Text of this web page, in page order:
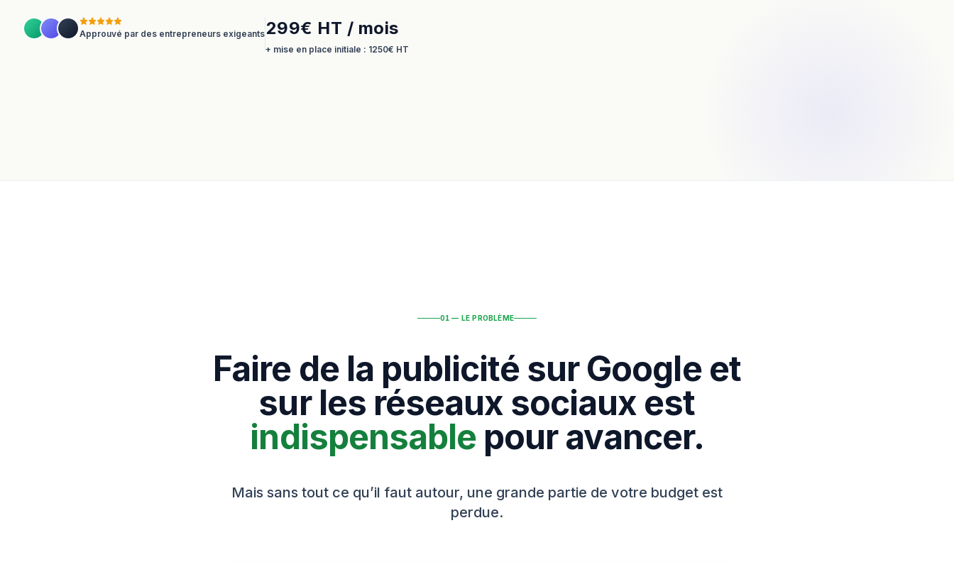
Approuvé par des entrepreneurs exigeants 299€ HT / mois
+ mise en place initiale : 1250€ HT
01 — LE PROBLÈME
Faire de la publicité sur Google et
sur les réseaux sociaux est
indispensablepour avancer.
Mais sans tout ce qu’il faut autour, une grande partie de votre budget est
perdue.